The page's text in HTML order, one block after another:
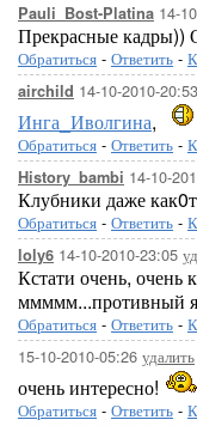
Pauli_Bost-Platina 14-
Прекрасные кадры))
Обратиться - Ответить -
airchild 14-10-2010-20:53
Инга_Иволгина,
Обратиться - Ответить -
History_bambi 14-10-
Клубники даже
Обратиться - Ответить -
loly6 14-10-2010-23:05
Кстати очень, очень
ммммм...противный
Обратиться - Ответить -
15-10-2010-05:26 удалить
очень интересно!
Обратиться - Ответить -